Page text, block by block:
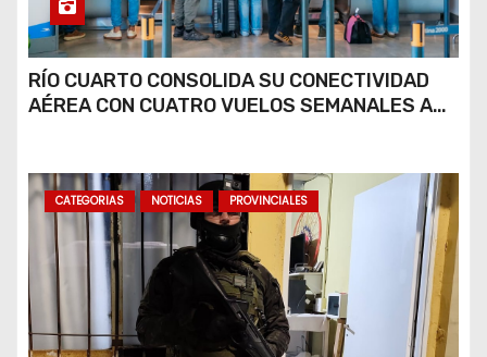
RÍO CUARTO CONSOLIDA SU CONECTIVIDAD
AÉREA CON CUATRO VUELOS SEMANALES A
CATEGORIAS NOTICIAS PROVINCIALES